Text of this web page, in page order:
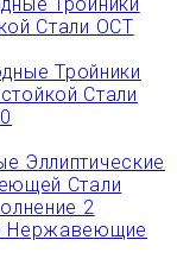
Стали ОСТ
Тройники
Стали
Эллиптические
Стали
2
Нержавеющие